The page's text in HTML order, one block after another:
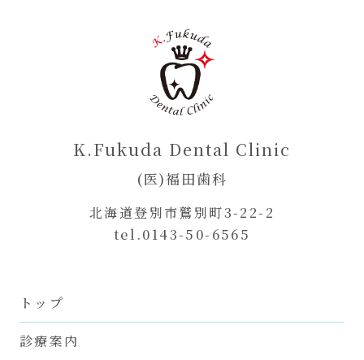
K.Fukuda Dental Clinic
(医)福田歯科
北海道登別市鷲別町3-22-2
tel.0143-50-6565
トップ
診療案内